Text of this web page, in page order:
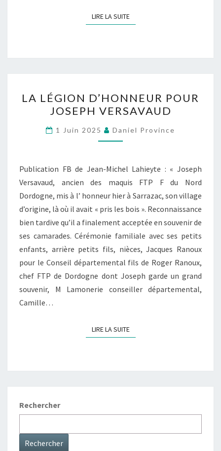
E
LIRE LA SUITELIRE LA SUITE
A
L
É
G
O
N
D
’
H
O
N
N
E
U
O
J
H
LA LÉGION D’HONNEUR POUR
JOSEPH VERSAVAUD
1 Juin 2025 Daniel Province
Publication FB de Jean-Michel Lahieyte : « Joseph
Versavaud, ancien des maquis FTP F du Nord
Dordogne, mis à l’ honneur hier à Sarrazac, son village
d’origine, là où il avait « pris les bois ». Reconnaissance
bien tardive qu’il a finalement acceptée en souvenir de
ses camarades. Cérémonie familiale avec ses petits
enfants, arrière petits fils, nièces, Jacques Ranoux
pour le Conseil départemental fils de Roger Ranoux,
chef FTP de Dordogne dont Joseph garde un grand
souvenir, M Lamonerie conseiller départemental,
Camille…
LIRE LA SUITELIRE LA SUITE
Rechercher
Rechercher